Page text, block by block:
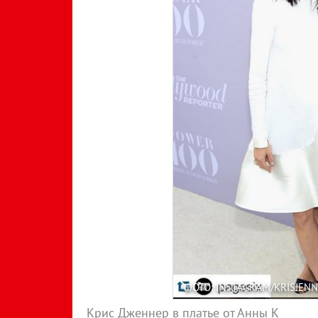
ФОТО: INSTAGRAM/
Крис Дженнер в платье от Анны К